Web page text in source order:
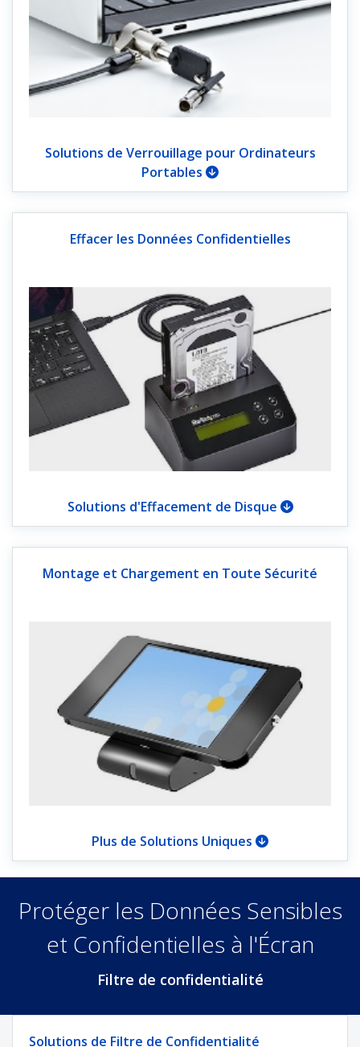
Solutions de Verrouillage pour Ordinateurs
Portables
Effacer les Données Confidentielles
Solutions d'Effacement de Disque
Montage et Chargement en Toute Sécurité
Plus de Solutions Uniques
Protéger les Données Sensibles
et Confidentielles à l'Écran
Filtre de confidentialité
Solutions de Filtre de Confidentialité